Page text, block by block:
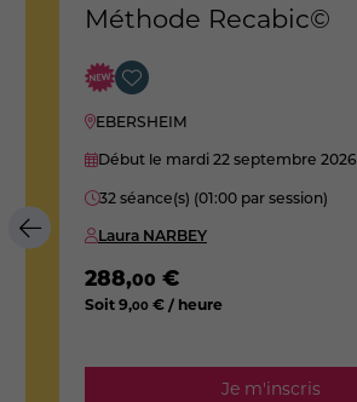
Méthode Recabic©
EBERSHEIM
Début le mardi 22 septembre 2026
32 séance(s) (01:00 par session)
Laura NARBEY
288,00 €
Soit9,00 € / heure
Je m'inscris